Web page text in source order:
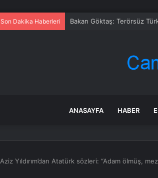
Son Dakika Haberleri Bakan Göktaş: Terörsüz
ANASAYFA HABER
Aziz Yıldırım’dan Atatürk sözleri: “Adam ölmüş,